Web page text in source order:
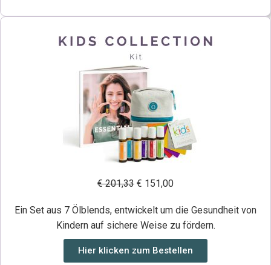
€ 201,33 € 151,00
Ein Set aus 7 Ölblends, entwickelt um die Gesundheit von
Kindern auf sichere Weise zu fördern.
Hier klicken zum Bestellen